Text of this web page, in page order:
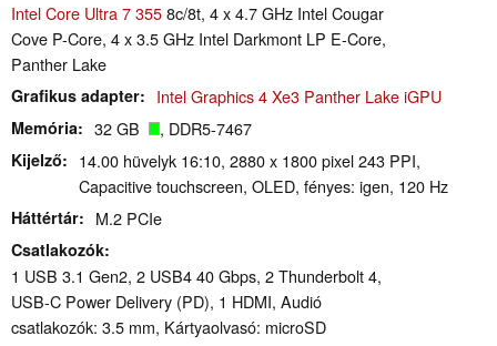
Intel Core Ultra 7 3558c/8t, 4 x 4.7 GHz Intel Cougar
Cove P-Core, 4 x 3.5 GHz Intel Darkmont LP E-Core,
Panther Lake
Grafikus adapter Intel Graphics 4 Xe3 Panther Lake iGPU
Memória 32 GB , DDR5-7467
Kijelző
14.00 hüvelyk 16:10, 2880 x 1800 pixel 243 PPI,
Capacitive touchscreen, OLED, fényes: igen, 120 Hz
Háttértár M.2 PCIe
Csatlakozók
1 USB 3.1 Gen2, 2 USB4 40 Gbps, 2 Thunderbolt 4,
USB-C Power Delivery (PD), 1 HDMI, Audió
csatlakozók: 3.5 mm, Kártyaolvasó: microSD